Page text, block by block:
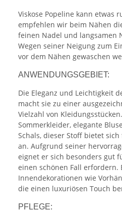
Viskose Popeline kann etwas
empfehlen wir beim Nähen
feinen Nadel und langsamen
Wegen seiner Neigung zum
vor dem Nähen gewaschen
ANWENDUNGSGEBIET:
Die Eleganz und Leichtigkeit
macht sie zu einer
Vielzahl von
Sommerkleider, elegante
Schals, dieser Stoff bietet
an. Aufgrund seiner
eignet er sich besonders gut
einen schönen Fall erfordern.
Innendekorationen wie
die einen luxuriösen Touch
PFLEGE: